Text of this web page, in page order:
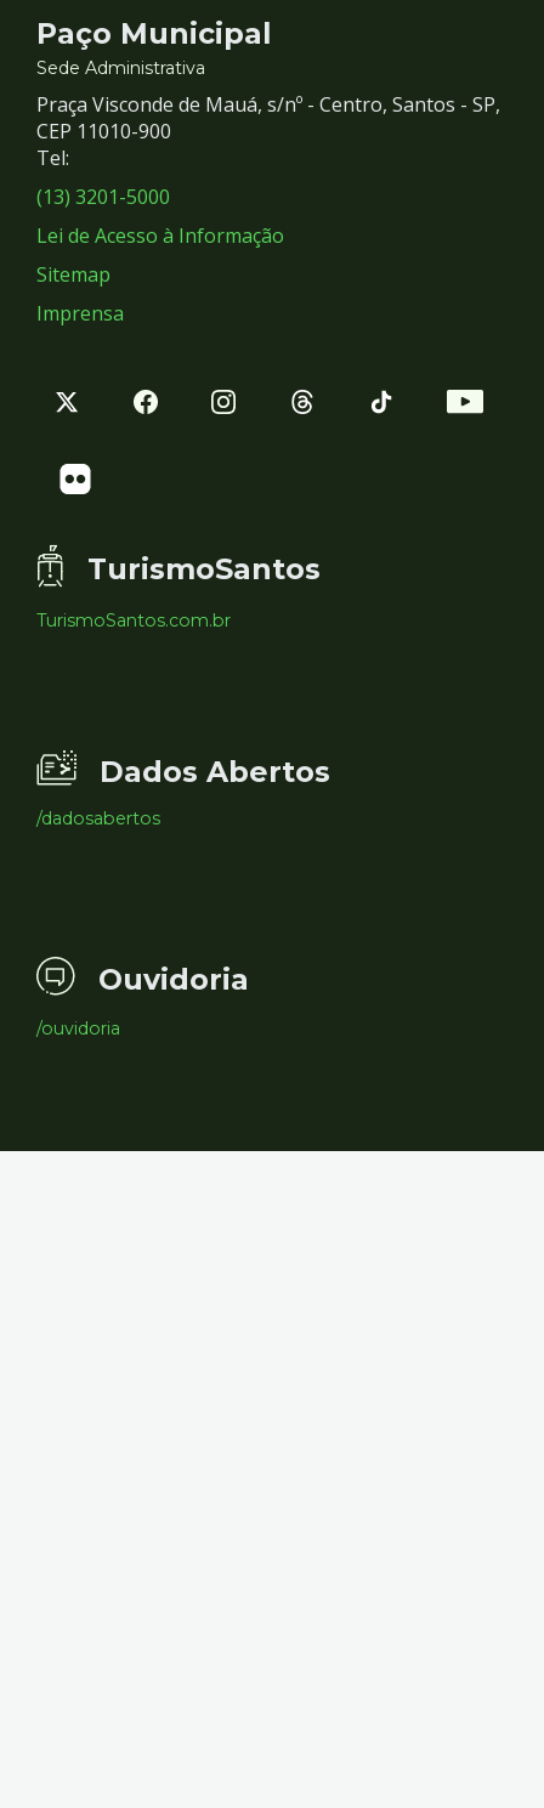
Contato
e
Redes
Sociais
Paço Municipal
Sede Administrativa
Praça Visconde de Mauá, s/nº - Centro, Santos - SP,
CEP 11010-900
Tel:
(13) 3201-5000
Lei de Acesso à Informação
Sitemap
Imprensa
TurismoSantos
TurismoSantos.com.br
Dados Abertos
/dadosabertos
Ouvidoria
/ouvidoria